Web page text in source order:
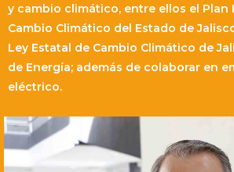
y cambio climático, entre ellos el Plan
Cambio Climático del Estado de
Ley Estatal de Cambio Climático de
de Energía; además de colaborar en
eléctrico.